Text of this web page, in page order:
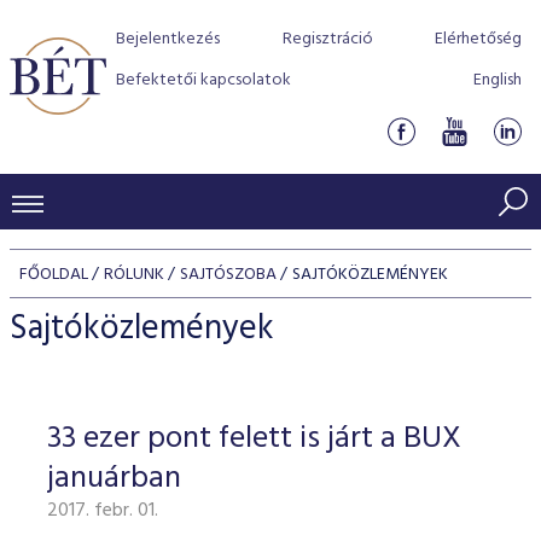
Bejelentkezés Regisztráció
Elérhetőség
Befektetői kapcsolatok
English
KERESKEDÉSI ADATOK
INDEXEK
Jelzáloglevél indexek
Vállalati kötvény indexek
Azonnali Piac
Részvények
Származékos piac
BEFEKTETŐK
Részvény szekció
Hitelpapír szekció
BÉT szabályzatok
Befektetővédelem
Alkalmazott díjstruktúra
Elszámolás
Részvény és vállalati kötvény tőzsdei bevezetését
program
BÉT Xtend - Részvénypiac egyszerűen
TŐZSDETAGOK
Tőzsdetagok, üzletkötők
VENDOROK
FŐOLDAL RÓLUNK SAJTÓSZOBA SAJTÓKÖZLEMÉNYEK
Sajtóközlemények
33 ezer pont felett is járt a BUX
januárban
2017. febr. 01.